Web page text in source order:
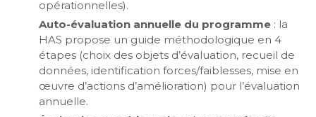
opérationnelles).
Auto-évaluation annuelle du programme : la
HAS propose un guide méthodologique en 4
étapes (choix des objets d’évaluation, recueil de
données, identification forces/faiblesses, mise en
œuvre d’actions d’amélioration) pour l’évaluation
annuelle.